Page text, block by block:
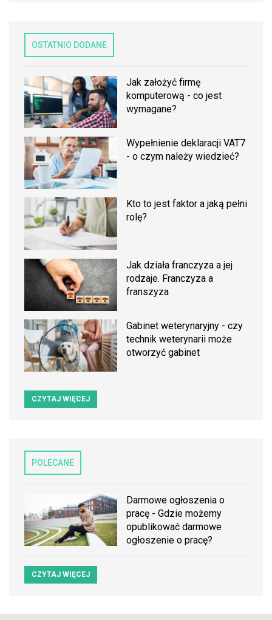
OSTATNIO DODANE
Jak założyć firmę
komputerową - co jest
wymagane?
Wypełnienie deklaracji VAT7
- o czym należy wiedzieć?
Kto to jest faktor a jaką pełni
rolę?
Jak działa franczyza a jej
rodzaje. Franczyza a
franszyza
Gabinet weterynaryjny - czy
technik weterynarii może
otworzyć gabinet
CZYTAJ WIĘCEJ
POLECANE
Darmowe ogłoszenia o
pracę - Gdzie możemy
opublikować darmowe
ogłoszenie o pracę?
CZYTAJ WIĘCEJ